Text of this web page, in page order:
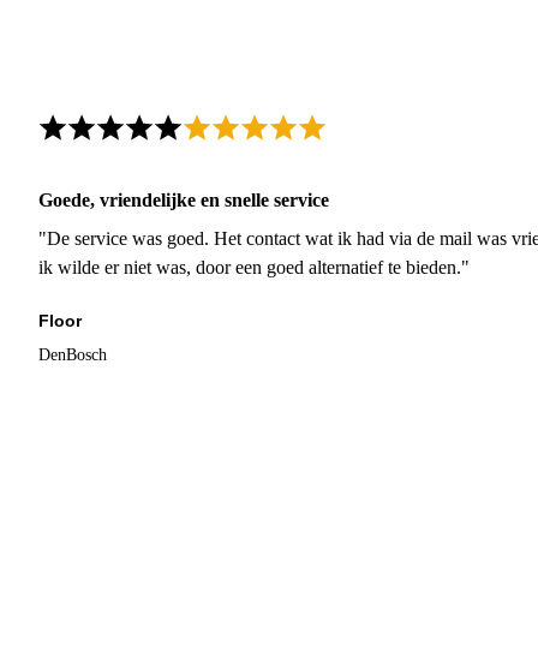
Goede, vriendelijke en snelle service
"De service was goed. Het contact wat ik had via de mail was
ik wilde er niet was, door een goed alternatief te bieden."
Floor
DenBosch